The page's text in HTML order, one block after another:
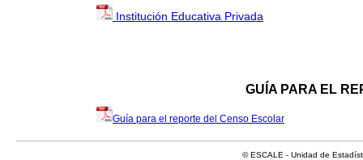
Institución Educativa Privada
GUÍA PARA EL
Guía para el reporte del Censo Escolar
© ESCALE - Unidad de